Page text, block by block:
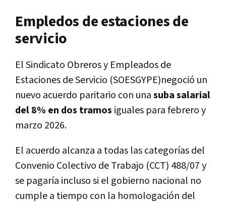
Empledos de estaciones de
servicio
El Sindicato Obreros y Empleados de
Estaciones de Servicio (SOESGYPE)negoció un
nuevo acuerdo paritario con unasuba salarial
del 8% en dos tramos iguales para febrero y
marzo 2026.
El acuerdo alcanza a todas las categorías del
Convenio Colectivo de Trabajo (CCT) 488/07 y
se pagaría incluso si el gobierno nacional no
cumple a tiempo con la homologación del